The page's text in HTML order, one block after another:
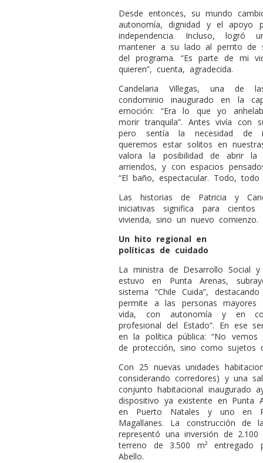
Desde entonces, su mundo
autonomía, dignidad y el apoyo
independencia. Incluso, logró
mantener a su lado al perrito de
del programa. “Es parte de mi
quieren”, cuenta, agradecida.
Candelaria Villegas, una de
condominio inaugurado en la
emoción: “Era lo que yo
morir tranquila”. Antes vivía con
pero sentía la necesidad de
queremos estar solitos en
valora la posibilidad de abrir
arriendos, y con espacios
“El baño, espectacular. Todo,
Las historias de Patricia y
iniciativas significa para
vivienda, sino un nuevo comienzo.
Un hito regional en
políticas de cuidado
La ministra de Desarrollo Social
estuvo en Punta Arenas,
sistema “Chile Cuida”,
permite a las personas mayores
vida, con autonomía y en
profesional del Estado”. En ese
en la política pública: “No
de protección, sino como sujetos
Con 25 nuevas unidades
considerando corredores) y una
conjunto habitacional inaugurado
dispositivo ya existente en
en Puerto Natales y uno en
Magallanes. La construcción de
representó una inversión de
terreno de 3.500 m² entregado
Abello.